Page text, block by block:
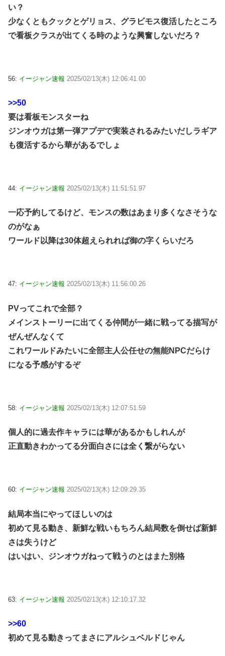
い？
少なくともクックとゲリョス、グラビモス復活したところ
で看板クラスが出てくる時のような興奮しないだろ？
56: イージャン速報 2025/02/13(木) 12:06:41.00
>>50
要は看板モンスターね
ジンオウガは第一弾アプデで実装されるみたいだしラギア
も復活するから華があるでしょ
44: イージャン速報 2025/02/13(木) 11:51:51.97
一応予約してるけど、モンスの数はあまり多くなさそうな
のがなぁ
ワールド以降は30体超えられれば御の字くらいだろ
47: イージャン速報 2025/02/13(木) 11:56:00.26
PVってこれで全部？
メインストーリーに出てくる仲間が一緒に戦ってる描写が
ぜんぜんなくて
これワールドみたいに全部主人公任せの無能NPCだらけ
になる予感がするぞ
58: イージャン速報 2025/02/13(木) 12:07:51.59
個人的に過去作キャラには華があるかもしれんが
正直動きわかってる分面白さには全く繋がらない
60: イージャン速報 2025/02/13(木) 12:09:29.35
結局本当にやってほしいのは
初めて見る動き、新鮮な戦いもちろん結局数を倒せば新鮮
さは失うけど
はいはい、ジンオウガねって戦うのとはまた別格
63: イージャン速報 2025/02/13(木) 12:10:17.32
>>60
初めて見る動きってまさにアルシュベルドじゃん